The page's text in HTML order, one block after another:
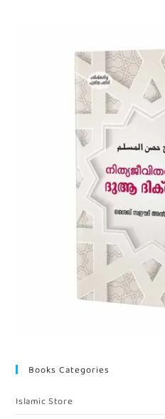
Books Categories
Islamic Store